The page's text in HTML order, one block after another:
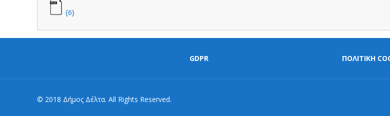
{6}
GDPR ΠΟΛΙΤΙΚΗ
© 2018 Δήμος Δέλτα. All Rights Reserved.